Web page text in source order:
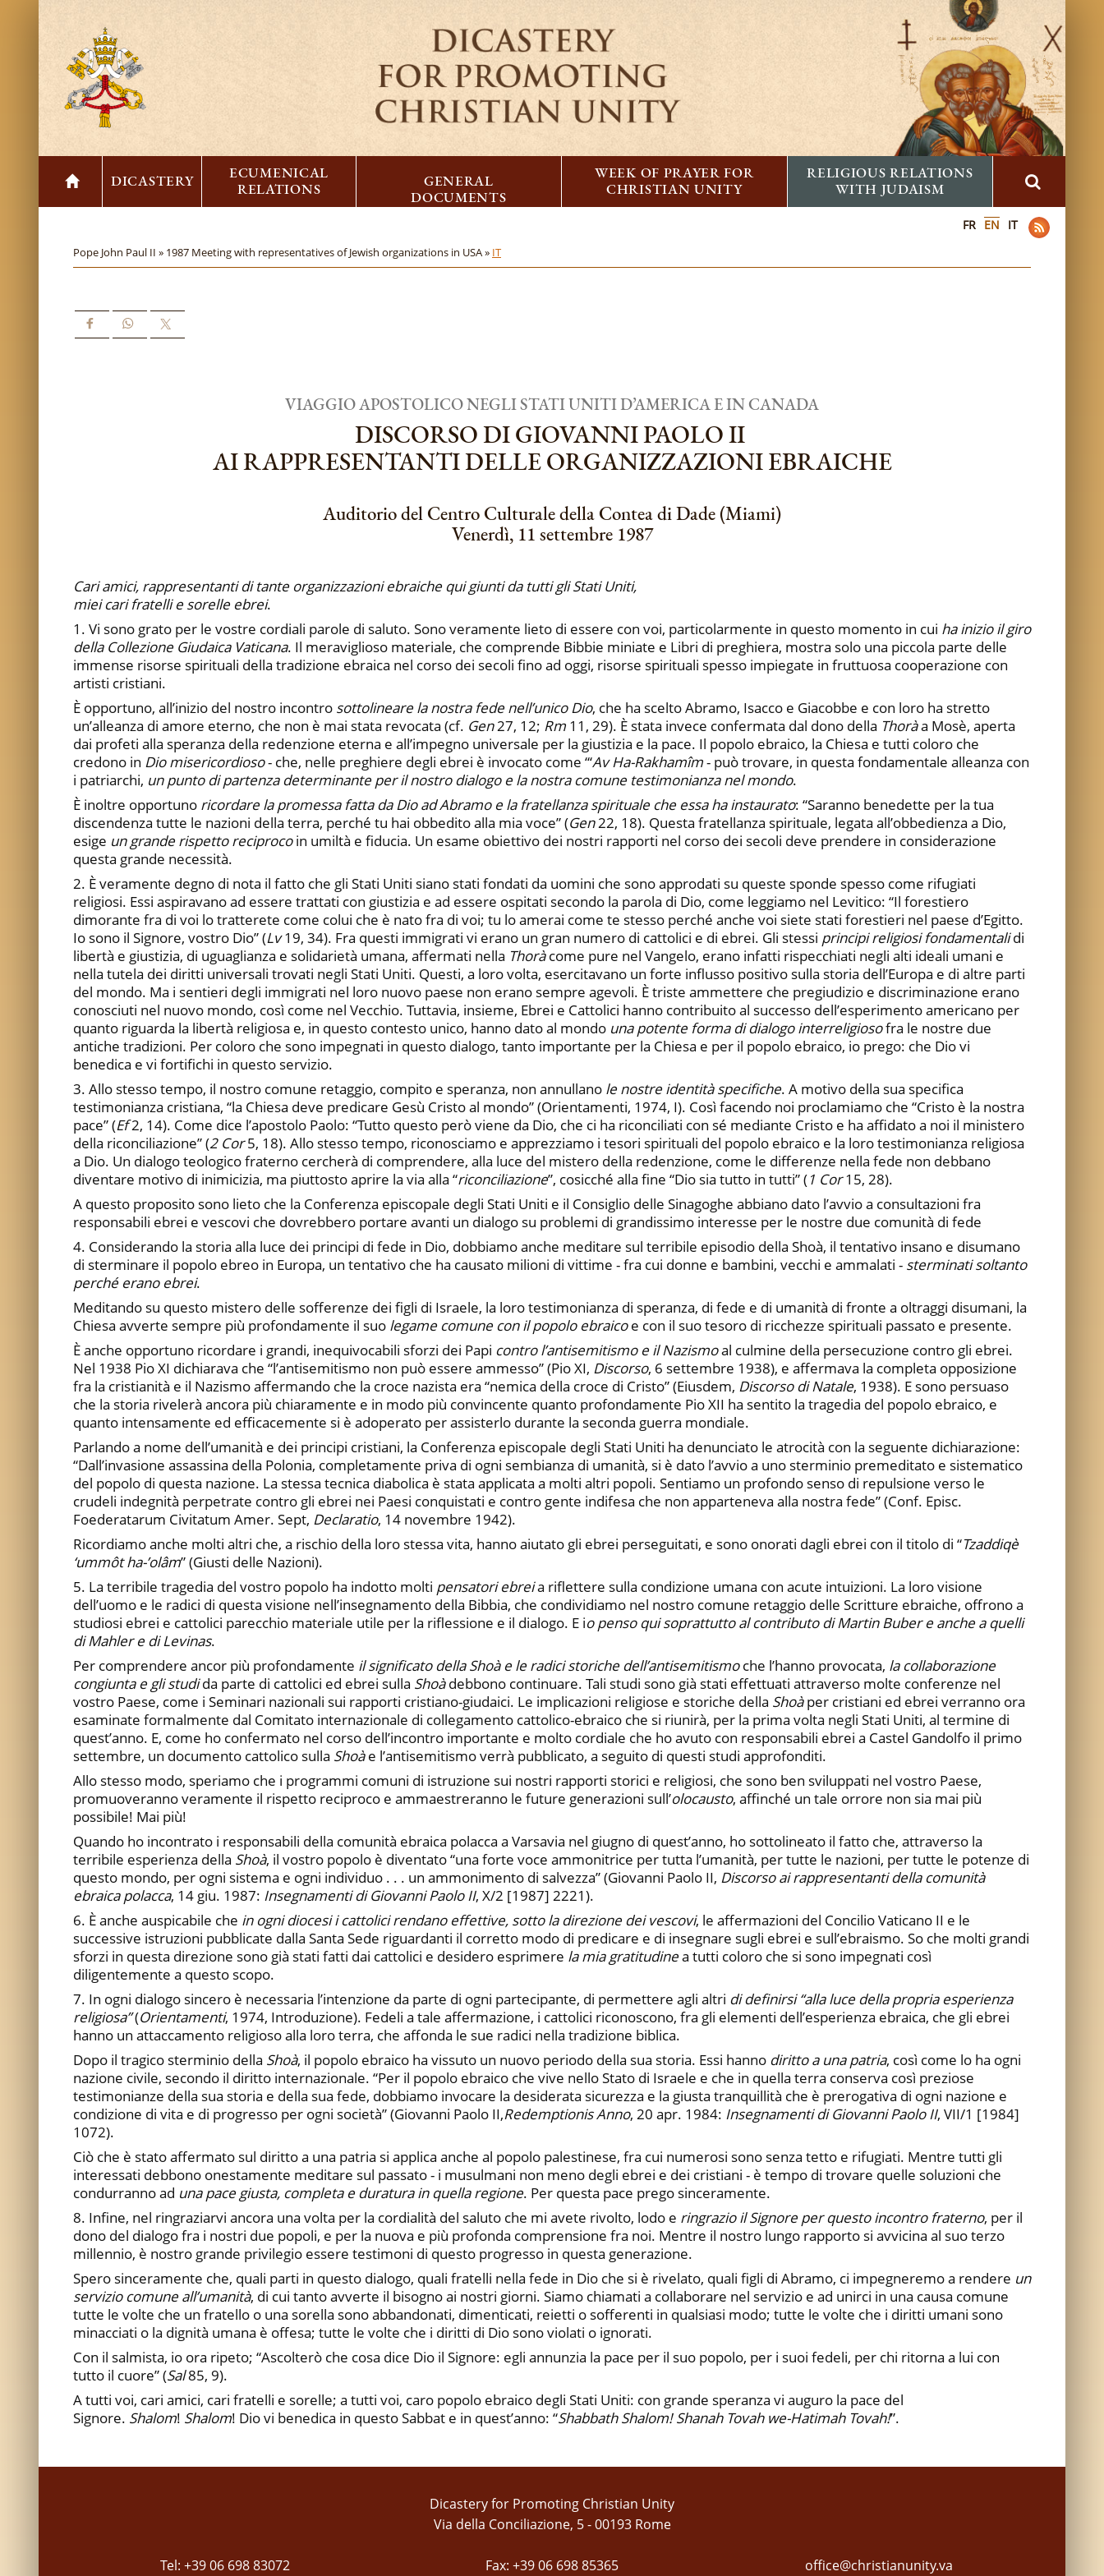
DICASTERY
ECUMENICAL
RELATIONS
GENERAL
DOCUMENTS
WEEK OF PRAYER FOR
CHRISTIAN UNITY
RELIGIOUS RELATIONS
WITH JUDAISM
FR EN IT
Pope John Paul II » 1987 Meeting with representatives of Jewish organizations in USA » IT
VIAGGIO APOSTOLICO NEGLI STATI UNITI D’AMERICA E IN CANADA
DISCORSO DI GIOVANNI PAOLO II
AI RAPPRESENTANTI DELLE ORGANIZZAZIONI EBRAICHE
Auditorio del Centro Culturale della Contea di Dade (Miami)
Venerdì, 11 settembre 1987
Cari amici, rappresentanti di tante organizzazioni ebraiche qui giunti da tutti gli Stati Uniti,
miei cari fratelli e sorelle ebrei.
1. Vi sono grato per le vostre cordiali parole di saluto. Sono veramente lieto di essere con voi, particolarmente in questo momento in cui ha inizio il giro
della Collezione Giudaica Vaticana. Il meraviglioso materiale, che comprende Bibbie miniate e Libri di preghiera, mostra solo una piccola parte delle
immense risorse spirituali della tradizione ebraica nel corso dei secoli fino ad oggi, risorse spirituali spesso impiegate in fruttuosa cooperazione con
artisti cristiani.
È opportuno, all’inizio del nostro incontro sottolineare la nostra fede nell’unico Dio, che ha scelto Abramo, Isacco e Giacobbe e con loro ha stretto
un’alleanza di amore eterno, che non è mai stata revocata (cf. Gen27, 12; Rm 11, 29). È stata invece confermata dal dono della Thoràa Mosè, aperta
dai profeti alla speranza della redenzione eterna e all’impegno universale per la giustizia e la pace. Il popolo ebraico, la Chiesa e tutti coloro che
credono in Dio misericordioso- che, nelle preghiere degli ebrei è invocato come “‘Av Ha-Rakhamîm- può trovare, in questa fondamentale alleanza con
i patriarchi, un punto di partenza determinante per il nostro dialogo e la nostra comune testimonianza nel mondo.
È inoltre opportuno ricordare la promessa fatta da Dio ad Abramo e la fratellanza spirituale che essa ha instaurato: “Saranno benedette per la tua
discendenza tutte le nazioni della terra, perché tu hai obbedito alla mia voce” (Gen22, 18). Questa fratellanza spirituale, legata all’obbedienza a Dio,
esige un grande rispetto reciprocoin umiltà e fiducia. Un esame obiettivo dei nostri rapporti nel corso dei secoli deve prendere in considerazione
questa grande necessità.
2. È veramente degno di nota il fatto che gli Stati Uniti siano stati fondati da uomini che sono approdati su queste sponde spesso come rifugiati
religiosi. Essi aspiravano ad essere trattati con giustizia e ad essere ospitati secondo la parola di Dio, come leggiamo nel Levitico: “Il forestiero
dimorante fra di voi lo tratterete come colui che è nato fra di voi; tu lo amerai come te stesso perché anche voi siete stati forestieri nel paese d’Egitto.
Io sono il Signore, vostro Dio” (Lv19, 34). Fra questi immigrati vi erano un gran numero di cattolici e di ebrei. Gli stessi principi religiosi fondamentalidi
libertà e giustizia, di uguaglianza e solidarietà umana, affermati nella Thoràcome pure nel Vangelo, erano infatti rispecchiati negli alti ideali umani e
nella tutela dei diritti universali trovati negli Stati Uniti. Questi, a loro volta, esercitavano un forte influsso positivo sulla storia dell’Europa e di altre parti
del mondo. Ma i sentieri degli immigrati nel loro nuovo paese non erano sempre agevoli. È triste ammettere che pregiudizio e discriminazione erano
conosciuti nel nuovo mondo, così come nel Vecchio. Tuttavia, insieme, Ebrei e Cattolici hanno contribuito al successo dell’esperimento americano per
quanto riguarda la libertà religiosa e, in questo contesto unico, hanno dato al mondo una potente forma di dialogo interreligiosofra le nostre due
antiche tradizioni. Per coloro che sono impegnati in questo dialogo, tanto importante per la Chiesa e per il popolo ebraico, io prego: che Dio vi
benedica e vi fortifichi in questo servizio.
3. Allo stesso tempo, il nostro comune retaggio, compito e speranza, non annullano le nostre identità specifiche. A motivo della sua specifica
testimonianza cristiana, “la Chiesa deve predicare Gesù Cristo al mondo” (Orientamenti, 1974, I). Così facendo noi proclamiamo che “Cristo è la nostra
pace” (Ef2, 14). Come dice l’apostolo Paolo: “Tutto questo però viene da Dio, che ci ha riconciliati con sé mediante Cristo e ha affidato a noi il ministero
della riconciliazione” (2 Cor5, 18). Allo stesso tempo, riconosciamo e apprezziamo i tesori spirituali del popolo ebraico e la loro testimonianza religiosa
a Dio. Un dialogo teologico fraterno cercherà di comprendere, alla luce del mistero della redenzione, come le differenze nella fede non debbano
diventare motivo di inimicizia, ma piuttosto aprire la via alla “riconciliazione”, cosicché alla fine “Dio sia tutto in tutti” (1 Cor15, 28).
A questo proposito sono lieto che la Conferenza episcopale degli Stati Uniti e il Consiglio delle Sinagoghe abbiano dato l’avvio a consultazioni fra
responsabili ebrei e vescovi che dovrebbero portare avanti un dialogo su problemi di grandissimo interesse per le nostre due comunità di fede
4. Considerando la storia alla luce dei principi di fede in Dio, dobbiamo anche meditare sul terribile episodio della Shoà, il tentativo insano e disumano
di sterminare il popolo ebreo in Europa, un tentativo che ha causato milioni di vittime - fra cui donne e bambini, vecchi e ammalati - sterminati soltanto
perché erano ebrei.
Meditando su questo mistero delle sofferenze dei figli di Israele, la loro testimonianza di speranza, di fede e di umanità di fronte a oltraggi disumani, la
Chiesa avverte sempre più profondamente il suo legame comune con il popolo ebraicoe con il suo tesoro di ricchezze spirituali passato e presente.
È anche opportuno ricordare i grandi, inequivocabili sforzi dei Papi contro l’antisemitismo e il Nazismoal culmine della persecuzione contro gli ebrei.
Nel 1938 Pio XI dichiarava che “l’antisemitismo non può essere ammesso” (Pio XI, Discorso, 6 settembre 1938), e affermava la completa opposizione
fra la cristianità e il Nazismo affermando che la croce nazista era “nemica della croce di Cristo” (Eiusdem, Discorso di Natale, 1938). E sono persuaso
che la storia rivelerà ancora più chiaramente e in modo più convincente quanto profondamente Pio XII ha sentito la tragedia del popolo ebraico, e
quanto intensamente ed efficacemente si è adoperato per assisterlo durante la seconda guerra mondiale.
Parlando a nome dell’umanità e dei principi cristiani, la Conferenza episcopale degli Stati Uniti ha denunciato le atrocità con la seguente dichiarazione:
“Dall’invasione assassina della Polonia, completamente priva di ogni sembianza di umanità, si è dato l’avvio a uno sterminio premeditato e sistematico
del popolo di questa nazione. La stessa tecnica diabolica è stata applicata a molti altri popoli. Sentiamo un profondo senso di repulsione verso le
crudeli indegnità perpetrate contro gli ebrei nei Paesi conquistati e contro gente indifesa che non apparteneva alla nostra fede” (Conf. Episc.
Foederatarum Civitatum Amer. Sept, Declaratio, 14 novembre 1942).
Ricordiamo anche molti altri che, a rischio della loro stessa vita, hanno aiutato gli ebrei perseguitati, e sono onorati dagli ebrei con il titolo di “Tzaddiqè
‘ummôt ha-’olâm” (Giusti delle Nazioni).
5. La terribile tragedia del vostro popolo ha indotto molti pensatori ebreia riflettere sulla condizione umana con acute intuizioni. La loro visione
dell’uomo e le radici di questa visione nell’insegnamento della Bibbia, che condividiamo nel nostro comune retaggio delle Scritture ebraiche, offrono a
studiosi ebrei e cattolici parecchio materiale utile per la riflessione e il dialogo. E io penso qui soprattutto al contributo di Martin Buber e anche a quelli
di Mahler e di Levinas.
Per comprendere ancor più profondamente il significato della Shoà e le radici storiche dell’antisemitismoche l’hanno provocata, la collaborazione
congiunta e gli studida parte di cattolici ed ebrei sulla Shoàdebbono continuare. Tali studi sono già stati effettuati attraverso molte conferenze nel
vostro Paese, come i Seminari nazionali sui rapporti cristiano-giudaici. Le implicazioni religiose e storiche della Shoàper cristiani ed ebrei verranno ora
esaminate formalmente dal Comitato internazionale di collegamento cattolico-ebraico che si riunirà, per la prima volta negli Stati Uniti, al termine di
quest’anno. E, come ho confermato nel corso dell’incontro importante e molto cordiale che ho avuto con responsabili ebrei a Castel Gandolfo il primo
settembre, un documento cattolico sulla Shoàe l’antisemitismo verrà pubblicato, a seguito di questi studi approfonditi.
Allo stesso modo, speriamo che i programmi comuni di istruzione sui nostri rapporti storici e religiosi, che sono ben sviluppati nel vostro Paese,
promuoveranno veramente il rispetto reciproco e ammaestreranno le future generazioni sull’olocausto, affinché un tale orrore non sia mai più
possibile! Mai più!
Quando ho incontrato i responsabili della comunità ebraica polacca a Varsavia nel giugno di quest’anno, ho sottolineato il fatto che, attraverso la
terribile esperienza della Shoà, il vostro popolo è diventato “una forte voce ammonitrice per tutta l’umanità, per tutte le nazioni, per tutte le potenze di
questo mondo, per ogni sistema e ogni individuo . . . un ammonimento di salvezza” (Giovanni Paolo II, Discorso ai rappresentanti della comunità
ebraica polacca, 14 giu. 1987: Insegnamenti di Giovanni Paolo II, X/2 [1987] 2221).
6. È anche auspicabile che in ogni diocesi i cattolici rendano effettive, sotto la direzione dei vescovi, le affermazioni del Concilio Vaticano II e le
successive istruzioni pubblicate dalla Santa Sede riguardanti il corretto modo di predicare e di insegnare sugli ebrei e sull’ebraismo. So che molti grandi
sforzi in questa direzione sono già stati fatti dai cattolici e desidero esprimere la mia gratitudinea tutti coloro che si sono impegnati così
diligentemente a questo scopo.
7. In ogni dialogo sincero è necessaria l’intenzione da parte di ogni partecipante, di permettere agli altri di definirsi “alla luce della propria esperienza
religiosa”(Orientamenti, 1974, Introduzione). Fedeli a tale affermazione, i cattolici riconoscono, fra gli elementi dell’esperienza ebraica, che gli ebrei
hanno un attaccamento religioso alla loro terra, che affonda le sue radici nella tradizione biblica.
Dopo il tragico sterminio della Shoà, il popolo ebraico ha vissuto un nuovo periodo della sua storia. Essi hanno diritto a una patria, così come lo ha ogni
nazione civile, secondo il diritto internazionale. “Per il popolo ebraico che vive nello Stato di Israele e che in quella terra conserva così preziose
testimonianze della sua storia e della sua fede, dobbiamo invocare la desiderata sicurezza e la giusta tranquillità che è prerogativa di ogni nazione e
condizione di vita e di progresso per ogni società” (Giovanni Paolo II,Redemptionis Anno, 20 apr. 1984: Insegnamenti di Giovanni Paolo II, VII/1 [1984]
1072).
Ciò che è stato affermato sul diritto a una patria si applica anche al popolo palestinese, fra cui numerosi sono senza tetto e rifugiati. Mentre tutti gli
interessati debbono onestamente meditare sul passato - i musulmani non meno degli ebrei e dei cristiani - è tempo di trovare quelle soluzioni che
condurranno ad una pace giusta, completa e duratura in quella regione. Per questa pace prego sinceramente.
8. Infine, nel ringraziarvi ancora una volta per la cordialità del saluto che mi avete rivolto, lodo e ringrazio il Signore per questo incontro fraterno, per il
dono del dialogo fra i nostri due popoli, e per la nuova e più profonda comprensione fra noi. Mentre il nostro lungo rapporto si avvicina al suo terzo
millennio, è nostro grande privilegio essere testimoni di questo progresso in questa generazione.
Spero sinceramente che, quali parti in questo dialogo, quali fratelli nella fede in Dio che si è rivelato, quali figli di Abramo, ci impegneremo a rendere un
servizio comune all’umanità, di cui tanto avverte il bisogno ai nostri giorni. Siamo chiamati a collaborare nel servizio e ad unirci in una causa comune
tutte le volte che un fratello o una sorella sono abbandonati, dimenticati, reietti o sofferenti in qualsiasi modo; tutte le volte che i diritti umani sono
minacciati o la dignità umana è offesa; tutte le volte che i diritti di Dio sono violati o ignorati.
Con il salmista, io ora ripeto; “Ascolterò che cosa dice Dio il Signore: egli annunzia la pace per il suo popolo, per i suoi fedeli, per chi ritorna a lui con
tutto il cuore” (Sal85, 9).
A tutti voi, cari amici, cari fratelli e sorelle; a tutti voi, caro popolo ebraico degli Stati Uniti: con grande speranza vi auguro la pace del
Signore. Shalom! Shalom! Dio vi benedica in questo Sabbat e in quest’anno: “Shabbath Shalom! Shanah Tovah we-Hatimah Tovah!”.
Dicastery for Promoting Christian Unity
Via della Conciliazione, 5 - 00193 Rome
Tel: +39 06 698 83072 Fax: +39 06 698 85365 office@christianunity.va